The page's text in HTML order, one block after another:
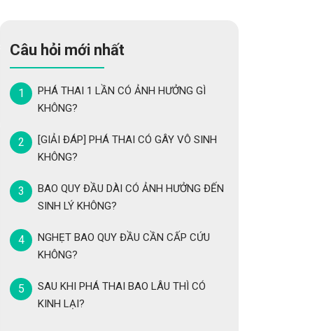
Câu hỏi mới nhất
PHÁ THAI 1 LẦN CÓ ẢNH HƯỞNG GÌ
KHÔNG?
[GIẢI ĐÁP] PHÁ THAI CÓ GÂY VÔ SINH
KHÔNG?
BAO QUY ĐẦU DÀI CÓ ẢNH HƯỞNG ĐẾN
SINH LÝ KHÔNG?
NGHẸT BAO QUY ĐẦU CẦN CẤP CỨU
KHÔNG?
SAU KHI PHÁ THAI BAO LÂU THÌ CÓ
KINH LẠI?